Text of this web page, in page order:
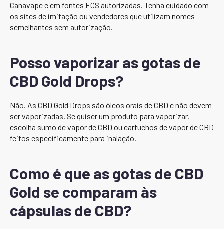
Canavape e em fontes ECS autorizadas. Tenha cuidado com
os sites de imitação ou vendedores que utilizam nomes
semelhantes sem autorização.
Posso vaporizar as gotas de
CBD Gold Drops?
Não. As CBD Gold Drops são óleos orais de CBD e não devem
ser vaporizadas. Se quiser um produto para vaporizar,
escolha sumo de vapor de CBD ou cartuchos de vapor de CBD
feitos especificamente para inalação.
Como é que as gotas de CBD
Gold se comparam às
cápsulas de CBD?